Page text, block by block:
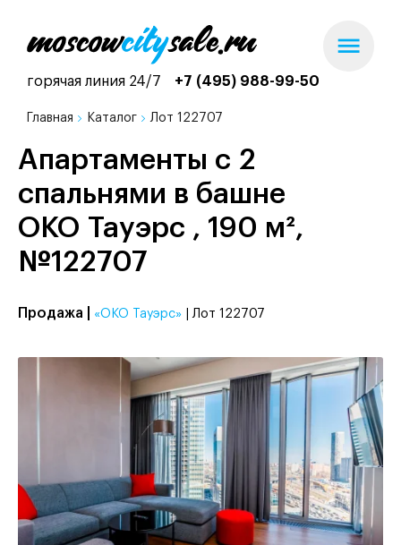
горячая линия 24/7 +7 (495) 988-99-50
Главная Каталог Лот 122707
Апартаменты с 2
спальнями в башне
ОКО Тауэрс , 190 м²,
№122707
Продажа | «ОКО Тауэрс» | Лот 122707